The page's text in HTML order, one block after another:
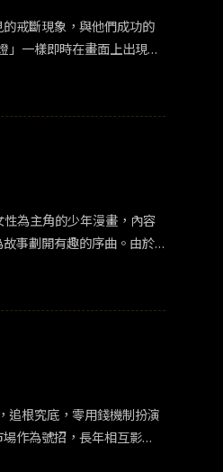
戒斷現象，與他們成功的
為主角的少年漫畫，內容
事劃開有趣的序曲。由於
於 6 月首映播畢。作為傳
宗的紙本上，面對新媒體
說充滿魅力的傳統媒體。
，親密地融合在自己的日
想要打開廣播電台收聽，真
灣觀眾再次思考廣播的美
追根究底，零用錢機制扮演
作為號招，長年相互影
及媒體的糾纏牽連，勾住